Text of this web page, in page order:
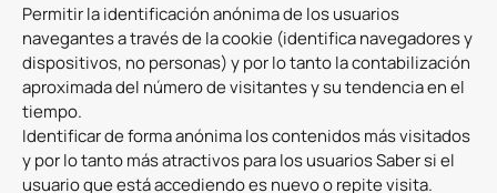
Permitir la identificación anónima de los usuarios
navegantes a través de la cookie (identifica navegadores y
dispositivos, no personas) y por lo tanto la contabilización
aproximada del número de visitantes y su tendencia en el
tiempo.
Identificar de forma anónima los contenidos más visitados
y por lo tanto más atractivos para los usuarios Saber si el
usuario que está accediendo es nuevo o repite visita.